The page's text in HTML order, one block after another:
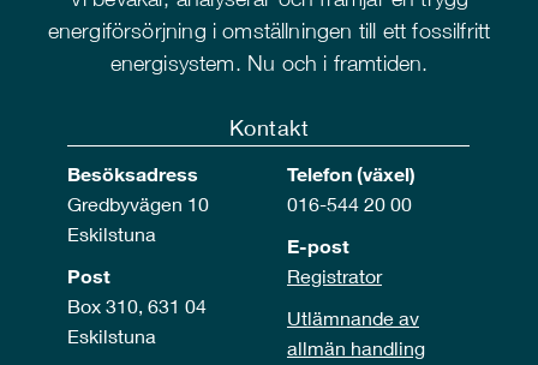
energiförsörjning i omställningen till ett fossilfritt
energisystem. Nu och i framtiden.
Kontakt
Besöksadress
Gredbyvägen 10
Eskilstuna
Post
Box 310, 631 04
Eskilstuna
Telefon (växel)
016-544 20 00
E-post
Registrator
Utlämnande av
allmän handling